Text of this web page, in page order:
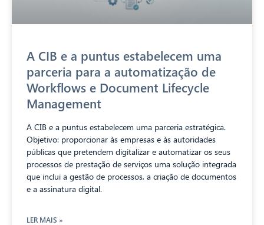
A CIB e a puntus estabelecem uma
parceria para a automatização de
Workflows e Document Lifecycle
Management
A CIB e a puntus estabelecem uma parceria estratégica.
Objetivo: proporcionar às empresas e às autoridades
públicas que pretendem digitalizar e automatizar os seus
processos de prestação de serviços uma solução integrada
que inclui a gestão de processos, a criação de documentos
e a assinatura digital.
LER MAIS »